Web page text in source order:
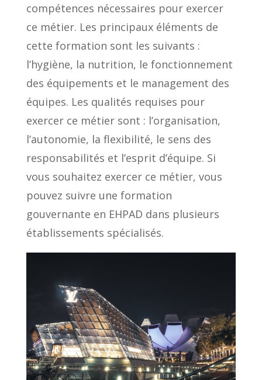
compétences nécessaires pour exercer
ce métier. Les principaux éléments de
cette formation sont les suivants :
l’hygiène, la nutrition, le fonctionnement
des équipements et le management des
équipes. Les qualités requises pour
exercer ce métier sont : l’organisation,
l’autonomie, la flexibilité, le sens des
responsabilités et l’esprit d’équipe. Si
vous souhaitez exercer ce métier, vous
pouvez suivre une formation
gouvernante en EHPAD dans plusieurs
établissements spécialisés.